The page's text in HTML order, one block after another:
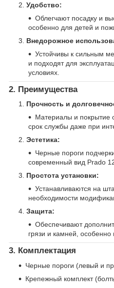
Удобство:
Облегчают посадку и
особенно для детей и
Внедорожное
Устойчивы к сильным
и подходят для
условиях.
2. Преимущества
Прочность и
Материалы и покрытие
срок службы даже при
Эстетика:
Черные пороги
современный вид Prado
Простота установки:
Устанавливаются на
необходимости
Защита:
Обеспечивают
грязи и камней, особенно
3. Комплектация
Черные пороги (левый и
Крепежный комплект